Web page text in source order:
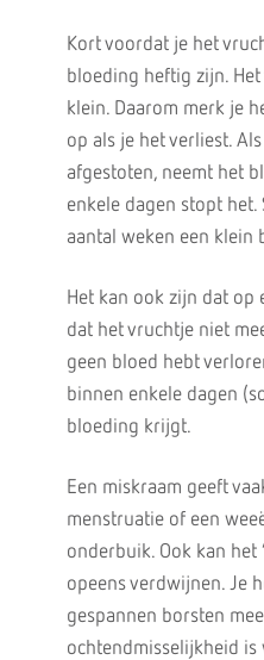
Kort voordat je het
bloeding heftig zijn.
klein. Daarom merk je
op als je het verliest.
afgestoten, neemt het
enkele dagen stopt het.
aantal weken een klein
Het kan ook zijn dat
dat het vruchtje niet
geen bloed hebt
binnen enkele dagen
bloeding krijgt.
Een miskraam geeft
menstruatie of een
onderbuik. Ook kan het
opeens verdwijnen. Je
gespannen borsten
ochtendmisselijkheid is